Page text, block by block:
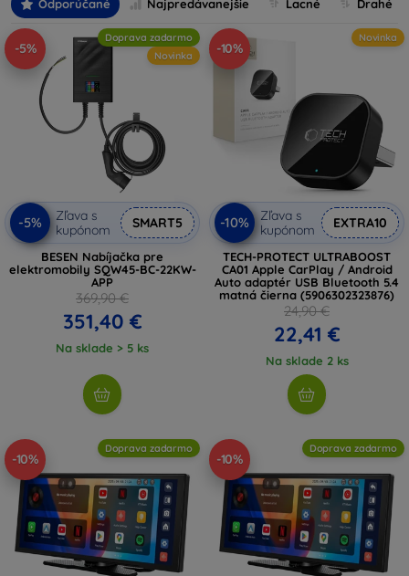
Ponúkame tiež moderné technologické vychytávky, ktoré
spravia váš jazdný komfort ešte lepším. Všetky produkty sú
starostlivo vyberané pre ich kvalitu, funkčnosť a štýlový
dizajn.
Prejdite si našu ponuku a nájdite tie pravé doplnky, ktoré
urobia vašu jazdu príjemnejšou a váš automobil
jedinečným. S nami je vylepšenie vášho vozidla
jednoduché, rýchle a dostupné.
Odporúčané Najpredávanejšie Lacné Drahé
-5%
Doprava zadarmo
Novinka
-5%
Zľava s
kupónom
SMART5
BESEN Nabíjačka pre
elektromobily SQW45-BC-22KW-
APP
369,90 €
351,40 €
Na sklade > 5 ks
-10%
Novinka
-10%
Zľava s
kupónom
EXTRA10
TECH-PROTECT ULTRABOOST
CA01 Apple CarPlay / Android
Auto adaptér USB Bluetooth 5.4
matná čierna (5906302323876)
24,90 €
22,41 €
Na sklade 2 ks
-10%
Doprava zadarmo
-10%
Doprava zadarmo